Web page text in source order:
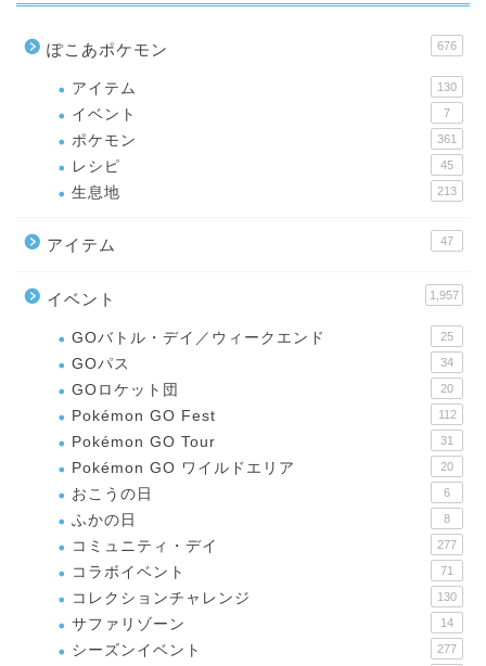
ぽこあポケモン 676
アイテム 130
イベント 7
ポケモン 361
レシピ 45
生息地 213
アイテム 47
イベント 1,957
GOバトル・デイ／ウィークエンド 25
GOパス 34
GOロケット団 20
Pokémon GO Fest 112
Pokémon GO Tour 31
Pokémon GO ワイルドエリア 20
おこうの日 6
ふかの日 8
コミュニティ・デイ 277
コラボイベント 71
コレクションチャレンジ 130
サファリゾーン 14
シーズンイベント 277